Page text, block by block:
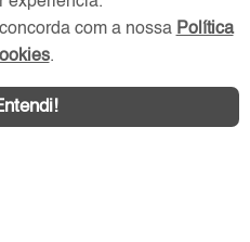
Contatar
anunciantes,
conta:com a nossa Política
.